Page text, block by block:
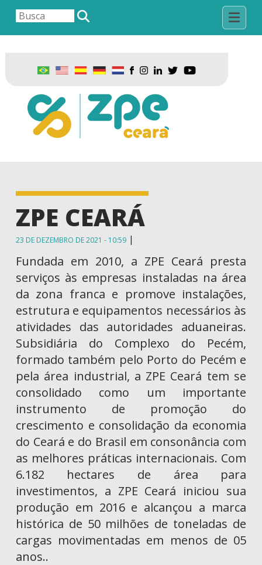
ZPE CEARÁ
23 DE DEZEMBRO DE 2021 - 10:59|
Fundada em 2010, a ZPE Ceará presta
serviços às empresas instaladas na área
da zona franca e promove instalações,
estrutura e equipamentos necessários às
atividades das autoridades aduaneiras.
Subsidiária do Complexo do Pecém,
formado também pelo Porto do Pecém e
pela área industrial, a ZPE Ceará tem se
consolidado como um importante
instrumento de promoção do
crescimento e consolidação da economia
do Ceará e do Brasil em consonância com
as melhores práticas internacionais. Com
6.182 hectares de área para
investimentos, a ZPE Ceará iniciou sua
produção em 2016 e alcançou a marca
histórica de 50 milhões de toneladas de
cargas movimentadas em menos de 05
anos..